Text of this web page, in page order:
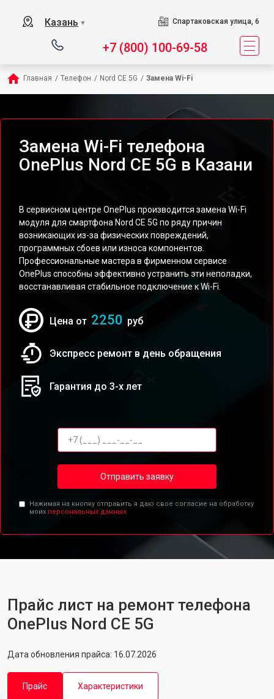
Казань ▼ Спартаковская улица, 6
+7 (800) 100-69-58
Главная / Телефон / Nord CE 5G / Замена Wi-Fi
Замена Wi-Fi телефона
OnePlus Nord CE 5G в Казани
В сервисном центре OnePlus производится замена Wi-Fi
модуля для смартфона Nord CE 5G по ряду причин
возникающих из-за физических повреждений,
программных сбоев или износа компонентов.
Профессиональные мастера в фирменном сервисе
OnePlus способны эффективно устранить эти неполадки,
восстанавливая стабильное подключение к Wi-Fi.
Цена от 2250 руб
Экспресс ремонт в день обращения
Гарантия до 3-х лет
Отправить заявку
Нажимая на кнопку отправить я даю свое согласие на обработку
моих персональных данных.
Прайс лист на ремонт телефона
OnePlus Nord CE 5G
Дата обновления прайса: 16.07.2026
Прайс Характеристики